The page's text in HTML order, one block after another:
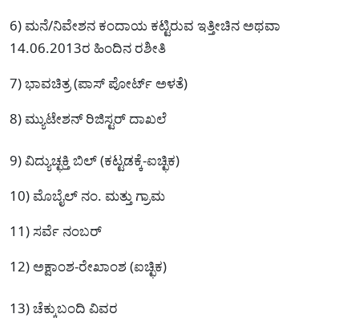
6) ಮನೆ/ನಿವೇಶನ ಕಂದಾಯ ಕಟ್ಟಿರುವ ಇತ್ತೀಚಿನ ಅಥವಾ
14.06.2013ರ ಹಿಂದಿನ ರಶೀತಿ
7) ಭಾವಚಿತ್ರ (ಪಾಸ್‌ ಪೋರ್ಟ್ ಅಳತೆ)
8) ಮ್ಯುಟೇಶನ್ ರಿಜಿಸ್ಟರ್ ದಾಖಲೆ
9) ವಿದ್ಯುಚ್ಛಕ್ತಿ ಬಿಲ್ (ಕಟ್ಟಡಕ್ಕೆ-ಐಚ್ಛಿಕ)
10) ಮೊಬೈಲ್ ನಂ. ಮತ್ತು ಗ್ರಾಮ
11) ಸರ್ವೆ ನಂಬರ್
12) ಅಕ್ಷಾಂಶ-ರೇಖಾಂಶ (ಐಚ್ಛಿಕ)
13) ಚೆಕ್ಕುಬಂದಿ ವಿವರ